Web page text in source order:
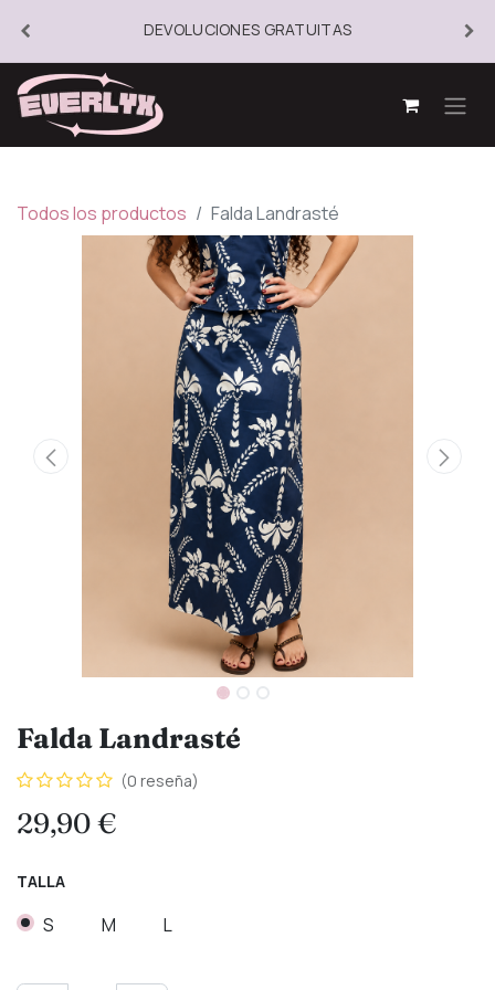
DEVOLUCIONES GRATUITAS
Todos los productos Falda Landrasté
Falda Landrasté
(0 reseña)
29,90€
TALLA
S M L